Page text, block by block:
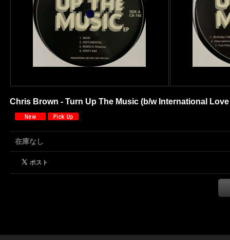
Chris Brown - Turn Up The Music (b/w International
在庫なし